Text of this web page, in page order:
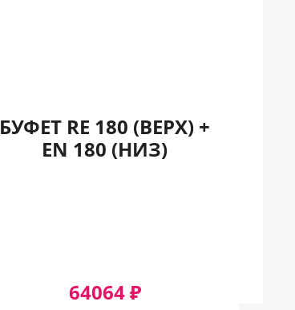
БУФЕТ RE 180 (ВЕРХ) +
EN 180 (НИЗ)
64064 ₽